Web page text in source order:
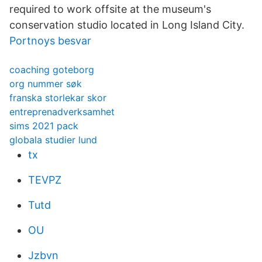
required to work offsite at the museum's
conservation studio located in Long Island City.
Portnoys besvar
coaching goteborg
org nummer søk
franska storlekar skor
entreprenadverksamhet
sims 2021 pack
globala studier lund
tx
TEVPZ
Tutd
OU
Jzbvn